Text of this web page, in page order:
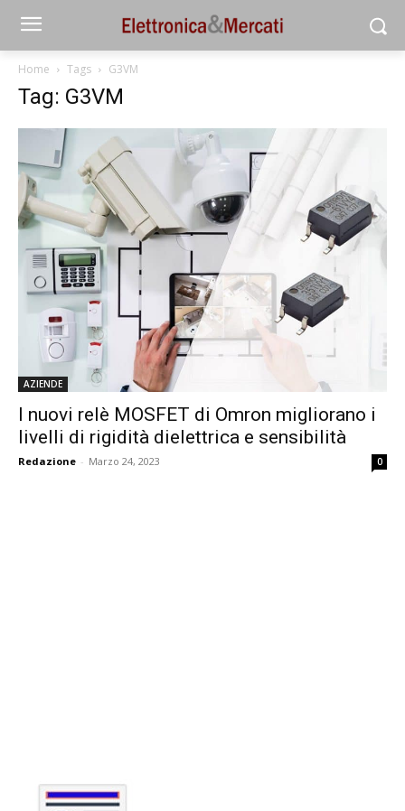
Home Tags G3VM
Tag: G3VM
AZIENDE
I nuovi relè MOSFET di Omron migliorano i
livelli di rigidità dielettrica e sensibilità
Redazione - Marzo 24, 2023 0